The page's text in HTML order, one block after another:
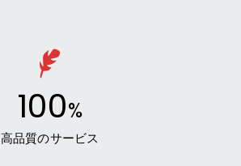
100%
高品質のサービス